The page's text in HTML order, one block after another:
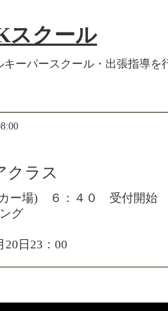
スクール
キーパースクール・出張指導を
クラス
カー場) ６：４０ 受付開
グ
日23：00